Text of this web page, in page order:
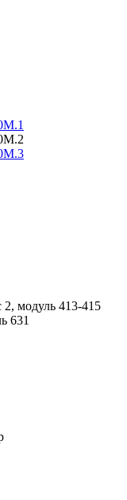
2, модуль 413-415
631